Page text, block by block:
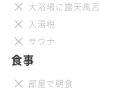
大浴場に露天風呂
入湯税
サウナ
食事
部屋で朝食